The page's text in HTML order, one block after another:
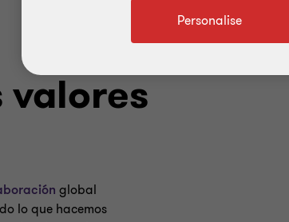
valores
global
lo que hacemos
Personalise